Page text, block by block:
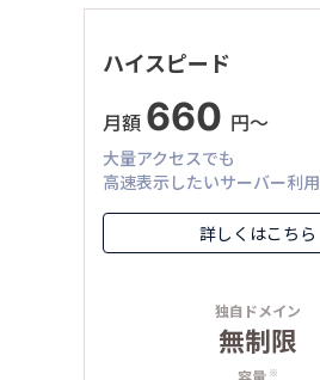
ハイスピード
月額 660 円〜
大量アクセスでも
高速表示したいサーバー利用
詳しくはこちら
独自ドメイン
無制限
容量 ※